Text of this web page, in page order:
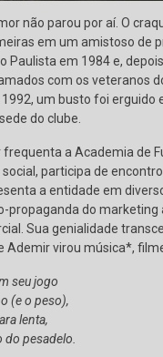
não parou por aí. O
em um amistoso de
Paulista em 1984 e,
com os veteranos
um busto foi erguido
do clube.
a Academia de
social, participa de
a entidade em
propaganda do marketing
Sua genialidade
Ademir virou música*,
seu jogo
(e o peso),
lenta,
pesadelo.